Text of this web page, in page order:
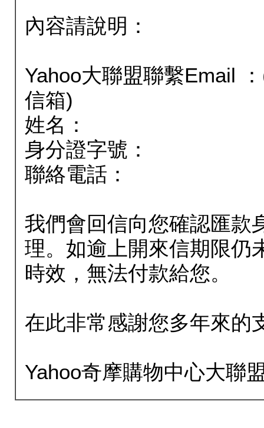
內容請說明：
Yahoo大聯盟聯繫Email
信箱)
姓名：
身分證字號：
聯絡電話：
我們會回信向您確認匯款
理。如逾上開來信期限仍
時效，無法付款給您。
在此非常感謝您多年來的
Yahoo奇摩購物中心大